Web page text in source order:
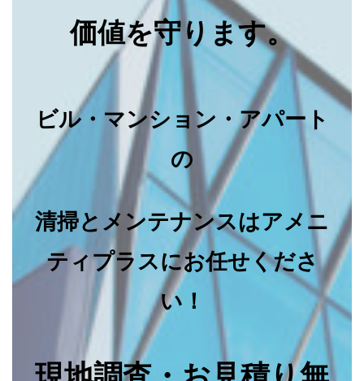
価値を守ります。
ビル・マンション・アパート
の
清掃とメンテナンスはアメニ
ティプラスにお任せくださ
い！